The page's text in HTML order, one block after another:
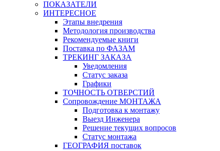
ПОКАЗАТЕЛИ
ИНТЕРЕСНОЕ
Этапы внедрения
Методология производства
Рекомендуемые книги
Поставка по ФАЗАМ
ТРЕКИНГ ЗАКАЗА
Уведомления
Статус заказа
Графики
ТОЧНОСТЬ ОТВЕРСТИЙ
Сопровождение МОНТАЖА
Подготовка к монтажу
Выезд Инженера
Решение текущих вопросов
Статус монтажа
ГЕОГРАФИЯ поставок